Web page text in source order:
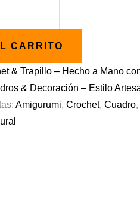
CARRITO
& Trapillo – Hecho a Mano
& Decoración – Estilo
Amigurumi, Crochet, Cuadro,